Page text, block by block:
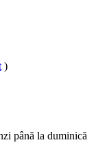
)
până la duminică